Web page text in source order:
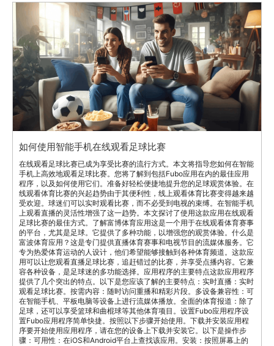
程序，以及如何使用它们。准备好轻松便捷地提升您的足球观赏体验。在
线观看体育比赛的兴起趋势由于其便利性，线上观看体育比赛变得越来越
受欢迎。球迷们可以实时观看比赛，而不必受到电视的束缚。在智能手机
上观看直播的灵活性增强了这一趋势。本文探讨了使用这款应用在线观看
足球比赛的最佳方式。了解富博体育应用这是一个用于在线观看体育赛事
的平台，尤其是足球。它提供了多种功能，以增强您的观赏体验。什么是
富波体育应用？这是专门提供直播体育赛事和电视节目的流媒体服务。它
专为热爱体育运动的人设计，他们希望能够接触到各种体育频道。这款应
用可以让您观看直播足球比赛，追赶错过的比赛，并享受点播内容。它兼
容各种设备，是足球迷的多功能选择。应用程序的主要特点这款应用程序
提供了几个突出的特点。以下是您应该了解的主要特点：实时直播：实时
观看足球比赛。按需内容：随时访问重播和精彩片段。多设备兼容性：可
在智能手机、平板电脑等设备上进行流媒体播放。全面的体育报道：除了
足球，还可以享受篮球和曲棍球等其他体育项目。设置Fubo应用程序设
置Fubo应用程序简单快捷。按照以下步骤开始使用。下载并安装应用程
序要开始使用应用程序，请在您的设备上下载并安装它。以下是操作步
骤：可用性：在iOS和Android平台上查找该应用。安装：按照屏幕上的
指示进行顺利安装。更新：确保您拥有最新版本以获得最佳体验。创建账
户在应用程序上创建账户是访问其功能所必需的。这里有一个快速指南：
订阅选项：根据您的需要选择不同的计划。免费试用：利用免费试用来探
索该应用程序。注册：提供必要的详细信息以完成注册过程。富博应用程
序导航应用程序导航简单易用。以下是一个简要指南，帮助您入门。用户
界面概述Fubo 应用的用户界面设计直观易懂。它旨在使查找和观看足球
比赛变得简单。主屏幕布局主屏幕是您的起点。它显示精选内容和快速访
问直播比赛。您可以根据个人偏好轻松找到推荐游戏。布局清晰，确保流
畅的用户体验。导航至足球栏找到足球栏很简单。点击运动选项卡，然后
选择足球。此栏目列出所有与足球相关的直播和即将到来的比赛、精彩片
段以及点播内容。寻找足球比赛搜索功能帮助您快速找到特定的足球比
赛。您可以查找直播比赛、即将到来的赛程或过去的重播。正在直播的比
赛要观看正在直播的比赛，请前往直播选项卡。在这里，您将找到所有当
前正在直播的比赛。应用程序会实时更新显示正在进行的比赛。单击任何
比赛即可立即开始观看。即将到来的赛程查看即将到来的赛程，了解即将
举行的比赛。这一部分列出了所有即将比赛的日期和时间。您可以为不想
错过的比赛设置提醒。这一功能使您能够轻松及时了解即将举行的活动。
按需回放错过了比赛吗？没问题。按需回放栏目有过去比赛的回放。根据